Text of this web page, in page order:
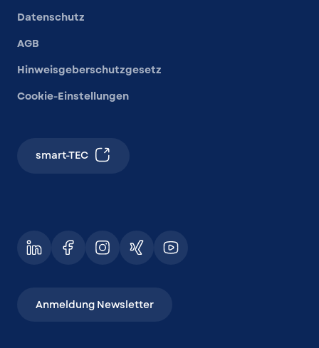
Datenschutz
AGB
Hinweisgeberschutzgesetz
Cookie-Einstellungen
smart-TEC
Anmeldung Newsletter